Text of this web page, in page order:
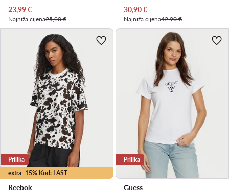
Trenutna cijena
23,99€
Najniža cijena25,90 €
Trenutna cijena
30,90€
Najniža cijena42,90 €
extra -15% Kod: LAST
Prilika
Reebok
Prilika
Guess